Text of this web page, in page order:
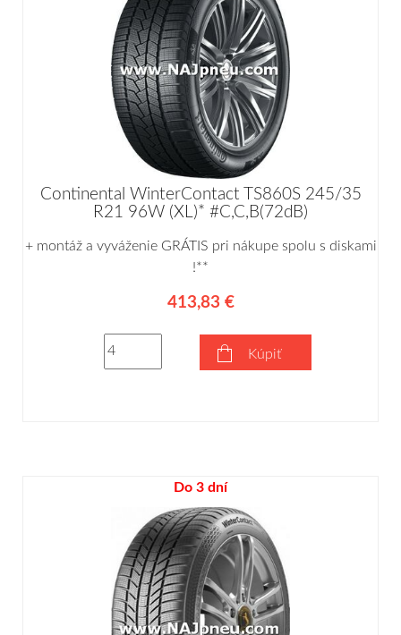
Continental WinterContact TS860S 245/35
R21 96W (XL)* #C,C,B(72dB)
+ montáž a vyváženie GRÁTIS pri nákupe spolu s diskami
!**
413,83 €
Kúpiť
Do 3 dní